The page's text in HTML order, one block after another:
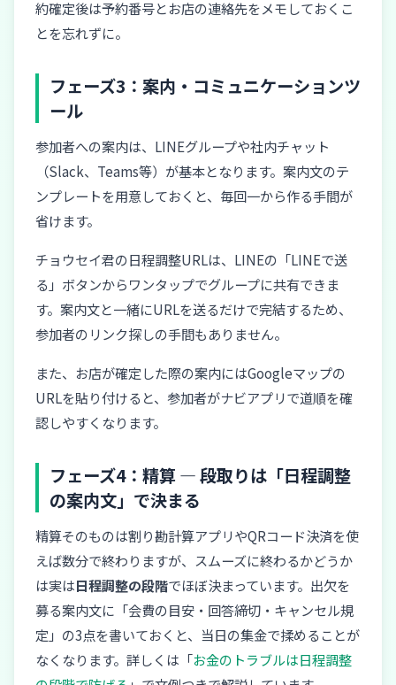
約確定後は予約番号とお店の連絡先をメモしておくこ
とを忘れずに。
フェーズ3：案内・コミュニケーションツ
ール
参加者への案内は、LINEグループや社内チャット
（Slack、Teams等）が基本となります。案内文のテ
ンプレートを用意しておくと、毎回一から作る手間が
省けます。
チョウセイ君の日程調整URLは、LINEの「LINEで送
る」ボタンからワンタップでグループに共有できま
す。案内文と一緒にURLを送るだけで完結するため、
参加者のリンク探しの手間もありません。
また、お店が確定した際の案内にはGoogleマップの
URLを貼り付けると、参加者がナビアプリで道順を確
認しやすくなります。
フェーズ4：精算 — 段取りは「日程調整
の案内文」で決まる
精算そのものは割り勘計算アプリやQRコード決済を使
えば数分で終わりますが、スムーズに終わるかどうか
は実は日程調整の段階でほぼ決まっています。出欠を
募る案内文に「会費の目安・回答締切・キャンセル規
定」の3点を書いておくと、当日の集金で揉めることが
なくなります。詳しくは「お金のトラブルは日程調整